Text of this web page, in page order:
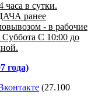
часа в сутки.
ранее
- в рабочие
Суббота С 10:00 до
года)
(27.100